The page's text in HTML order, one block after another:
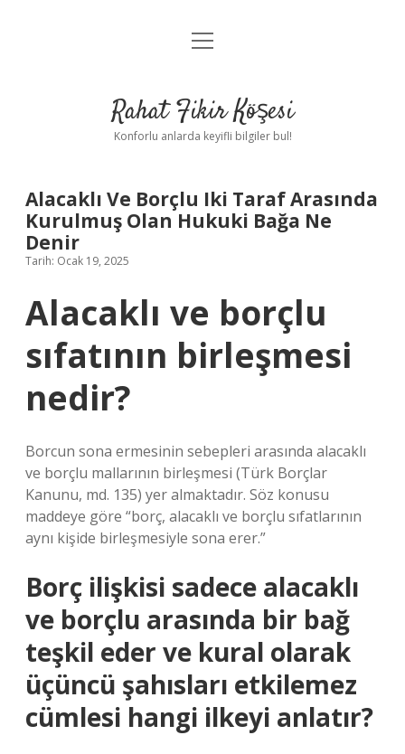
Anasayfa
Yasal Uyarı
menüyü
Rahat Fikir Köşesi
Konforlu anlarda keyifli bilgiler bul!
Alacaklı Ve Borçlu Iki Taraf Arasında
Kurulmuş Olan Hukuki Bağa Ne
Denir
Tarih: Ocak 19, 2025
Alacaklı ve borçlu
sıfatının birleşmesi
nedir?
Borcun sona ermesinin sebepleri arasında alacaklı
ve borçlu mallarının birleşmesi (Türk Borçlar
Kanunu, md. 135) yer almaktadır. Söz konusu
maddeye göre “borç, alacaklı ve borçlu sıfatlarının
aynı kişide birleşmesiyle sona erer.”
Borç ilişkisi sadece alacaklı
ve borçlu arasında bir bağ
teşkil eder ve kural olarak
üçüncü şahısları etkilemez
cümlesi hangi ilkeyi anlatır?